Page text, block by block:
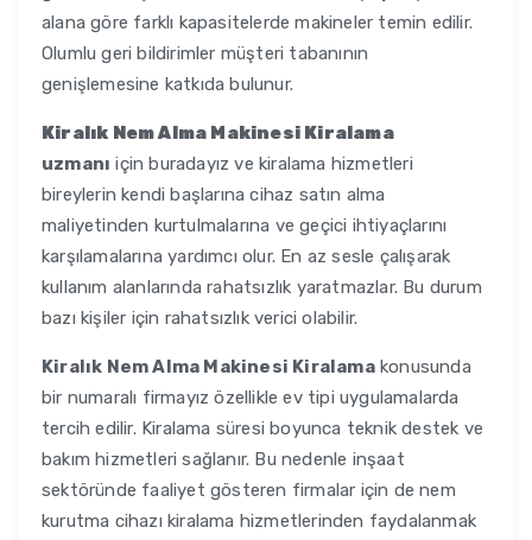
alana göre farklı kapasitelerde makineler temin edilir.
Olumlu geri bildirimler müşteri tabanının
genişlemesine katkıda bulunur.
Kiralık Nem Alma Makinesi Kiralama
uzmanı için buradayız ve kiralama hizmetleri
bireylerin kendi başlarına cihaz satın alma
maliyetinden kurtulmalarına ve geçici ihtiyaçlarını
karşılamalarına yardımcı olur. En az sesle çalışarak
kullanım alanlarında rahatsızlık yaratmazlar. Bu durum
bazı kişiler için rahatsızlık verici olabilir.
Kiralık Nem Alma Makinesi Kiralamakonusunda
bir numaralı firmayız özellikle ev tipi uygulamalarda
tercih edilir. Kiralama süresi boyunca teknik destek ve
bakım hizmetleri sağlanır. Bu nedenle inşaat
sektöründe faaliyet gösteren firmalar için de nem
kurutma cihazı kiralama hizmetlerinden faydalanmak